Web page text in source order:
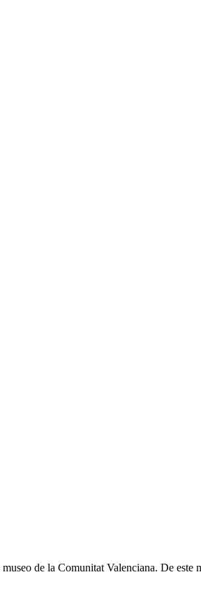
de la Comunitat Valenciana. De este